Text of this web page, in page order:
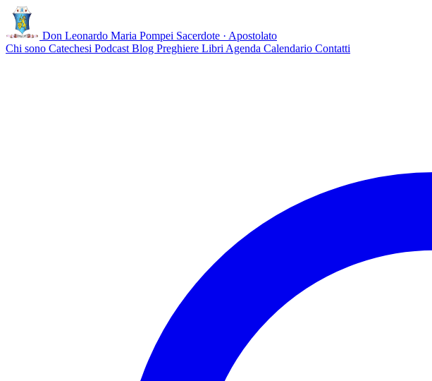
Don Leonardo Maria Pompei Sacerdote · Apostolato
Chi sono Catechesi Podcast Blog Preghiere Libri Agenda Calendario Contatti